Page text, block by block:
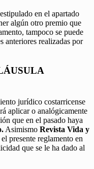
en el apartado
algún otro premio que
tampoco se puede
anteriores realizadas por
jurídico costarricense
aplicar o analógicamente
que en el pasado haya
Asimismo Revista Vida y
presente reglamento en
que se le ha dado al